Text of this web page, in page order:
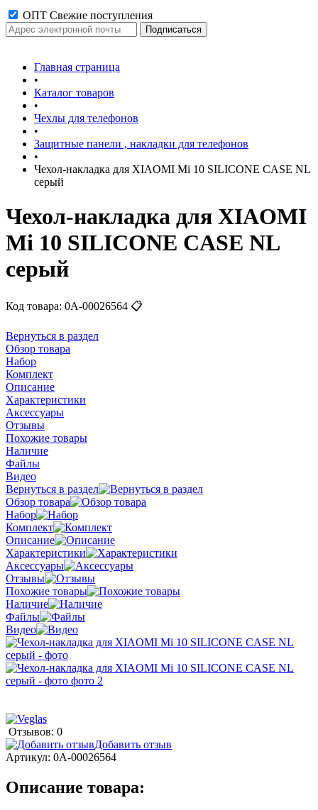
ОПТ Свежие поступления
Главная страница
•
Каталог товаров
•
Чехлы для телефонов
•
Защитные панели , накладки для телефонов
•
Чехол-накладка для XIAOMI Mi 10 SILICONE CASE NL
серый
Чехол-накладка для XIAOMI
Mi 10 SILICONE CASE NL
серый
Код товара: 0А-00026564 📋
Вернуться в раздел
Обзор товара
Набор
Комплект
Описание
Характеристики
Аксессуары
Отзывы
Похожие товары
Наличие
Файлы
Видео
Вернуться в раздел
Обзор товара
Набор
Комплект
Описание
Характеристики
Аксессуары
Отзывы
Похожие товары
Наличие
Файлы
Видео
Отзывов: 0
Добавить отзыв
Артикул: 0А-00026564
Описание товара: